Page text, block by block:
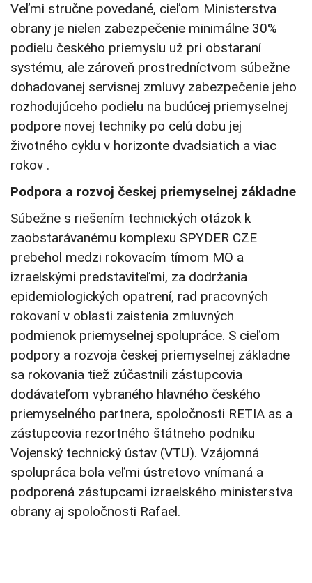
Veľmi stručne povedané, cieľom Ministerstva
obrany je nielen zabezpečenie minimálne 30%
podielu českého priemyslu už pri obstaraní
systému, ale zároveň prostredníctvom súbežne
dohadovanej servisnej zmluvy zabezpečenie jeho
rozhodujúceho podielu na budúcej priemyselnej
podpore novej techniky po celú dobu jej
životného cyklu v horizonte dvadsiatich a viac
rokov .
Podpora a rozvoj českej priemyselnej základne
Súbežne s riešením technických otázok k
zaobstarávanému komplexu SPYDER CZE
prebehol medzi rokovacím tímom MO a
izraelskými predstaviteľmi, za dodržania
epidemiologických opatrení, rad pracovných
rokovaní v oblasti zaistenia zmluvných
podmienok priemyselnej spolupráce. S cieľom
podpory a rozvoja českej priemyselnej základne
sa rokovania tiež zúčastnili zástupcovia
dodávateľom vybraného hlavného českého
priemyselného partnera, spoločnosti RETIA as a
zástupcovia rezortného štátneho podniku
Vojenský technický ústav (VTU). Vzájomná
spolupráca bola veľmi ústretovo vnímaná a
podporená zástupcami izraelského ministerstva
obrany aj spoločnosti Rafael.